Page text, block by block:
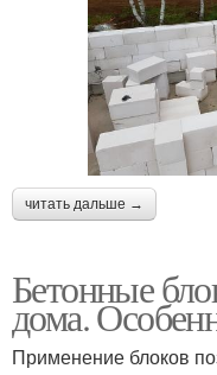
читать дальше →
Бетонные
дома.
Применение блоков